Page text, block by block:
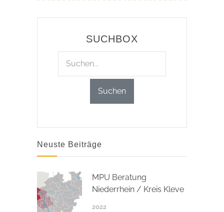
SUCHBOX
Neuste Beiträge
MPU Beratung
Niederrhein / Kreis Kleve
2022